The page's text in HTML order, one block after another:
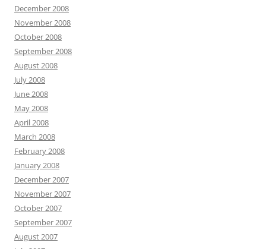
December 2008
November 2008
October 2008
September 2008
August 2008
July 2008
June 2008
May 2008
April 2008
March 2008
February 2008
January 2008
December 2007
November 2007
October 2007
September 2007
August 2007